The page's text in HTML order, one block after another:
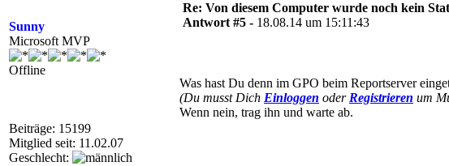
Sunny
Microsoft MVP
Offline
Beiträge: 15199
Mitglied seit: 11.02.07
Geschlecht:
Re: Von diesem Computer wurde noch kein
Antwort #5 - 18.08.14 um 15:11:43
Was hast Du denn im GPO beim Reportserver
(Du musst Dich Einloggen oder Registrieren um
Wenn nein, trag ihn und warte ab.